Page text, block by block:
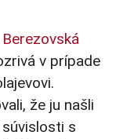
Berezovská
v prípade
že ju našli
s